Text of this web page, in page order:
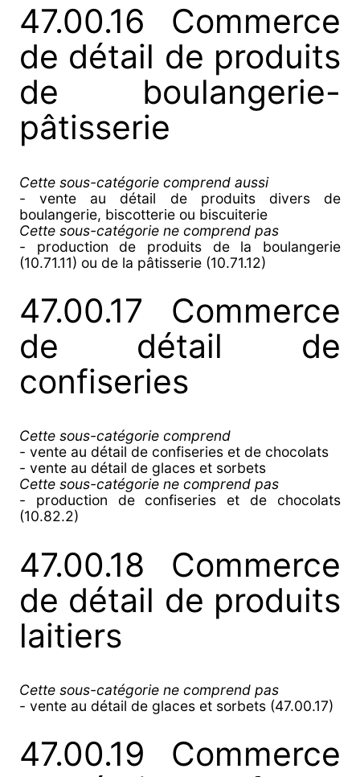
47.00.16 Commerce
de détail de produits
de boulangerie-
pâtisserie
Cette sous-catégorie comprend aussi
- vente au détail de produits divers de
boulangerie, biscotterie ou biscuiterie
Cette sous-catégorie ne comprend pas
- production de produits de la boulangerie
(10.71.11) ou de la pâtisserie (10.71.12)
47.00.17 Commerce
de détail de
confiseries
Cette sous-catégorie comprend
- vente au détail de confiseries et de chocolats
- vente au détail de glaces et sorbets
Cette sous-catégorie ne comprend pas
- production de confiseries et de chocolats
(10.82.2)
47.00.18 Commerce
de détail de produits
laitiers
Cette sous-catégorie ne comprend pas
- vente au détail de glaces et sorbets (47.00.17)
47.00.19 Commerce